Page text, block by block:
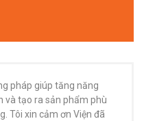
pháp giúp tăng năng
và tạo ra sản phẩm phù
Tôi xin cảm ơn Viện đã